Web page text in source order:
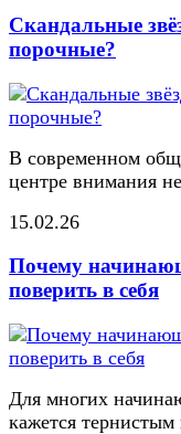
Скандальные
порочные?
В современном
центре внимания
15.02.26
Почему
поверить в себя
Для многих
кажется